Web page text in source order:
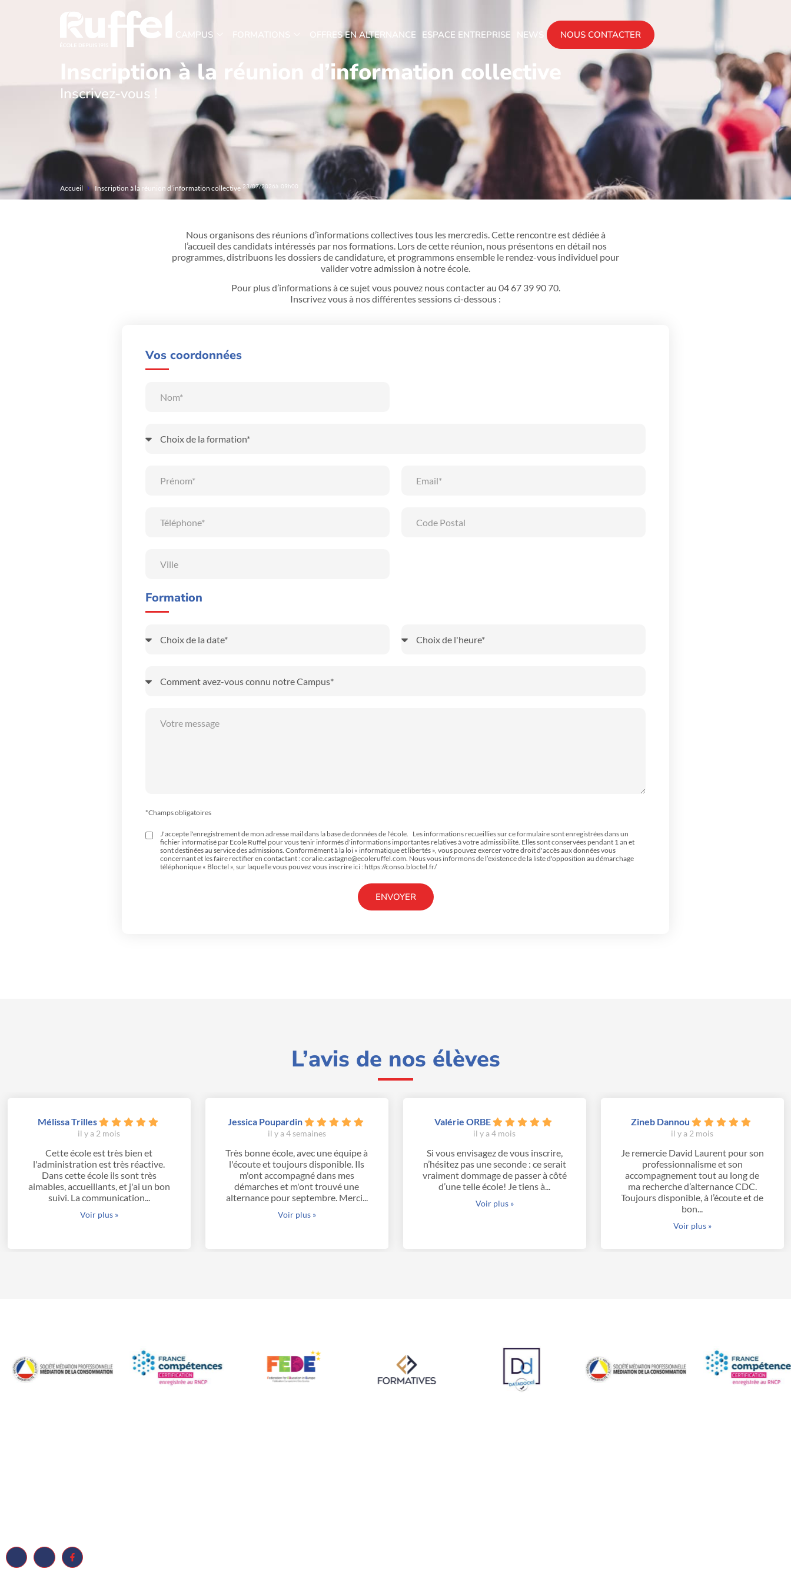
CAMPUS OFFRES EN ALTERNANCE ESPACE ENTREPRISE NEWS NOUS CONTACTER
Inscription à la réunion d’information collective
Inscrivez-vous !
Accueil Inscription à la réunion d’information collective 23/07/2026 à 09h00
Nous organisons des réunions d’informations collectives tous les mercredis. Cette rencontre est dédiée à
l’accueil des candidats intéressés par nos formations. Lors de cette réunion, nous présentons en détail nos
programmes, distribuons les dossiers de candidature, et programmons ensemble le rendez-vous individuel pour
valider votre admission à notre école.
Pour plus d’informations à ce sujet vous pouvez nous contacter au 04 67 39 90 70.
Inscrivez vous à nos différentes sessions ci-dessous :
Vos coordonnées
Formation
*Champs obligatoires
J'accepte l'enregistrement de mon adresse mail dans la base de données de l'école. Les informations recueillies sur ce formulaire sont enregistrées dans un
fichier informatisé par Ecole Ruffel pour vous tenir informés d'informations importantes relatives à votre admissibilité. Elles sont conservées pendant 1 an et
sont destinées au service des admissions. Conformément à la loi « informatique et libertés », vous pouvez exercer votre droit d'accès aux données vous
concernant et les faire rectifier en contactant : coralie.castagne@ecoleruffel.com. Nous vous informons de l’existence de la liste d'opposition au démarchage
téléphonique « Bloctel », sur laquelle vous pouvez vous inscrire ici : https://conso.bloctel.fr/
ENVOYER
L’avis de nos élèves
Mélissa Trilles
il y a 2 mois
Cette école est très bien et
l'administration est très réactive.
Dans cette école ils sont très
aimables, accueillants, et j'ai un bon
suivi. La communication...
Voir plus »
Jessica Poupardin
il y a 4 semaines
Très bonne école, avec une équipe à
l'écoute et toujours disponible. Ils
m'ont accompagné dans mes
démarches et m'ont trouvé une
alternance pour septembre. Merci...
Voir plus »
Valérie ORBE
il y a 4 mois
Si vous envisagez de vous inscrire,
n’hésitez pas une seconde : ce serait
vraiment dommage de passer à côté
d’une telle école! Je tiens à...
Voir plus »
Zineb Dannou
il y a 2 mois
Je remercie David Laurent pour son
professionnalisme et son
accompagnement tout au long de
ma recherche d’alternance CDC.
Toujours disponible, à l’écoute et de
bon...
Voir plus »